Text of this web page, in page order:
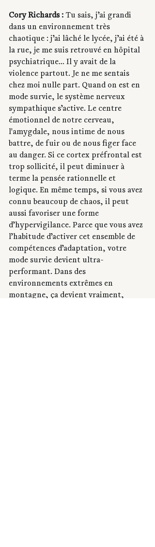
Cory Richards : Tu sais, j’ai grandi
dans un environnement très
chaotique : j’ai lâché le lycée, j’ai été à
la rue, je me suis retrouvé en hôpital
psychiatrique… Il y avait de la
violence partout. Je ne me sentais
chez moi nulle part. Quand on est en
mode survie, le système nerveux
sympathique s’active. Le centre
émotionnel de notre cerveau,
l'amygdale, nous intime de nous
battre, de fuir ou de nous figer face
au danger. Si ce cortex préfrontal est
trop sollicité, il peut diminuer à
terme la pensée rationnelle et
logique. En même temps, si vous avez
connu beaucoup de chaos, il peut
aussi favoriser une forme
d’hypervigilance. Parce que vous avez
l’habitude d’activer cet ensemble de
compétences d’adaptation, votre
mode survie devient ultra-
performant. Dans des
environnements extrêmes en
montagne, ça devient vraiment,